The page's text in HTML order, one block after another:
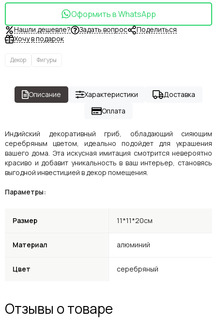
Оформить в WhatsApp
Нашли дешевле? Задать вопрос
Поделиться
Хочу в подарок
Декор Фигуры
Описание Характеристики
Доставка
Оплата
Индийский декоративный гриб, обладающий сияющим
серебряным цветом, идеально подойдет для украшения
вашего дома. Эта искусная имитация смотрится невероятно
красиво и добавит уникальность в ваш интерьер, становясь
выгодной инвестицией в декор помещения.
Параметры:
Размер 11*11*20см
Материал алюминий
Цвет серебряный
Отзывы о товаре